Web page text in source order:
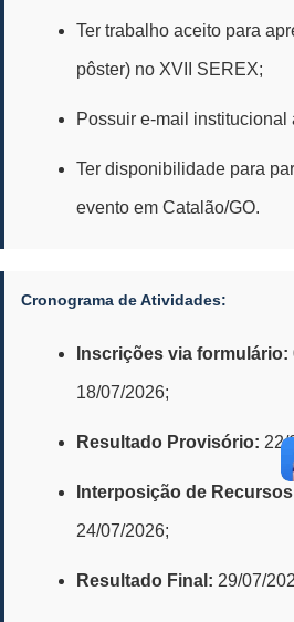
Ter trabalho aceito para
pôster) no XVII SEREX;
Possuir e-mail institucional
Ter disponibilidade para
evento em Catalão/GO.
Cronograma de Atividades:
Inscrições via formulário:
18/07/2026;
Resultado Provisório: 22/
Interposição de
24/07/2026;
Resultado Final: 29/07/